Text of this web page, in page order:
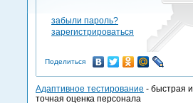
забыли пароль?
зарегистрироваться
Поделиться
Адаптивное тестирование - быстрая и
точная оценка персонала